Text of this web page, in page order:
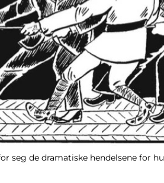
seg de dramatiske hendelsene for